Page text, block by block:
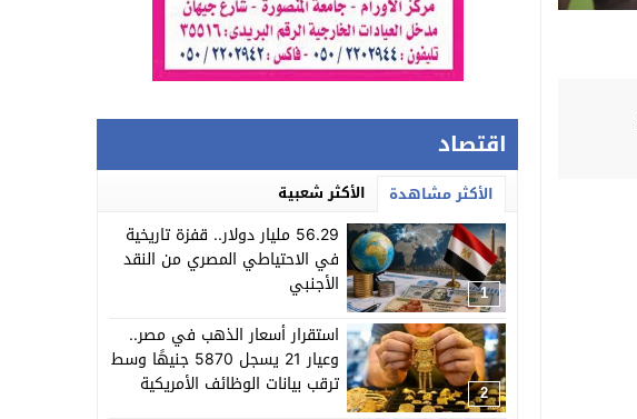
اقتصاد
الأكثر مشاهدة الأكثر شعبية
1
56.29 مليار دولار.. قفزة تاريخية
في الاحتياطي المصري من النقد
الأجنبي
2
استقرار أسعار الذهب في مصر..
وعيار 21 يسجل 5870 جنيهًا وسط
ترقب بيانات الوظائف الأمريكية